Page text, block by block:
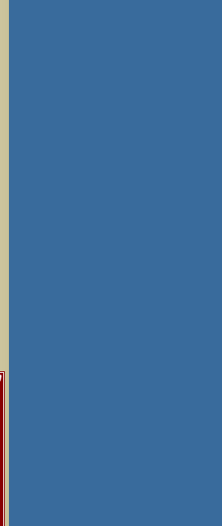
Biały Bór, Biały Dunajec,